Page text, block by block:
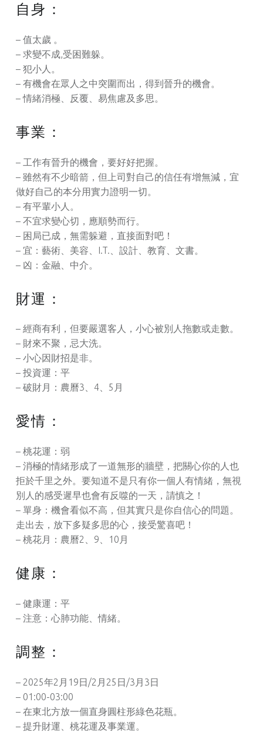
自身：
– 值太歲 。
– 求變不成,受困難躲。
– 犯小人。
– 有機會在眾人之中突圍而出，得到晉升的機會。
– 情緒消極、反覆、易焦慮及多思。
事業：
– 工作有晉升的機會，要好好把握。
– 雖然有不少暗箭，但上司對自己的信任有增無減，宜
做好自己的本分用實力證明一切。
– 有平輩小人。
– 不宜求變心切，應順勢而行。
– 困局已成，無需躲避，直接面對吧！
– 宜：藝術、美容、I.T.、設計、教育、文書。
– 凶：金融、中介。
財運：
– 經商有利，但要嚴選客人，小心被別人拖數或走數。
– 財來不聚，忌大洗。
– 小心因財招是非。
– 投資運：平
– 破財月：農曆3、4、5月
愛情：
– 桃花運：弱
– 消極的情緒形成了一道無形的牆壁，把關心你的人也
拒於千里之外。要知道不是只有你一個人有情緒，無視
別人的感受遲早也會有反噬的一天，請慎之！
– 單身：機會看似不高，但其實只是你自信心的問題。
走出去，放下多疑多思的心，接受驚喜吧！
– 桃花月：農曆2、9、10月
健康：
– 健康運：平
– 注意：心肺功能、情緒。
調整：
– 2025年2月19日/2月25日/3月3日
– 01:00-03:00
– 在東北方放一個直身圓柱形綠色花瓶。
– 提升財運、桃花運及事業運。